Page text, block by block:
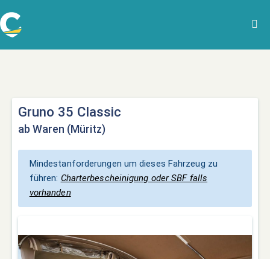
Gruno 35 Classic
ab Waren (Müritz)
Mindestanforderungen um dieses Fahrzeug zu
führen: Charterbescheinigung oder SBF falls
vorhanden